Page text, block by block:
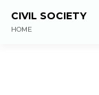
CIVIL SOCIETY
HOME